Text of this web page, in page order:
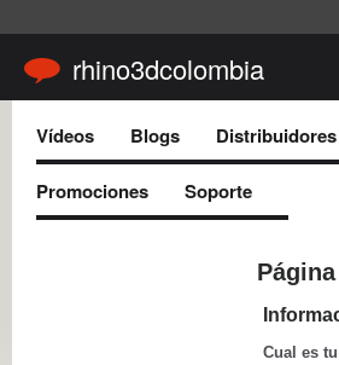
rhino3dcolombia
Vídeos Blogs Distribuidores
Promociones Soporte
Cual es